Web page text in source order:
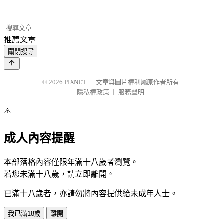
推薦文章
關閉搜尋
© 2026 PIXNET
文章與圖片權利屬原作者所有
隱私權政策
服務聲明
⚠️
成人內容提醒
本部落格內容僅限年滿十八歲者瀏覽。
若您未滿十八歲，請立即離開。
已滿十八歲者，亦請勿將內容提供給未成年人士。
我已滿18歲 離開